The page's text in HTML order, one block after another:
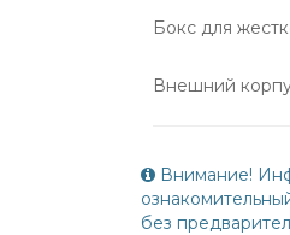
Бокс для
Внешний
Внимание!
без